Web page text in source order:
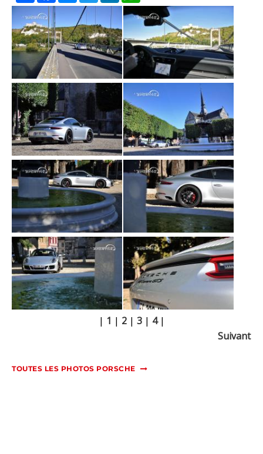
| 1 | 2| 3| 4|
Suivant
TOUTES LES PHOTOS PORSCHE